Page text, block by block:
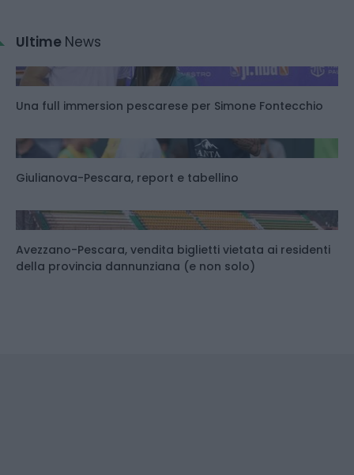
Ultime News
Una full immersion pescarese per Simone Fontecchio
Giulianova-Pescara, report e tabellino
Avezzano-Pescara, vendita biglietti vietata ai residenti
della provincia dannunziana (e non solo)